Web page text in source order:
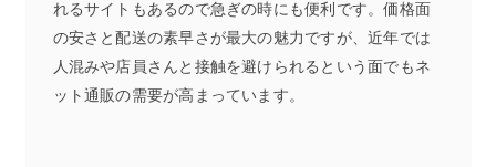
れるサイトもあるので急ぎの時にも便利です。価格面
の安さと配送の素早さが最大の魅力ですが、近年では
人混みや店員さんと接触を避けられるという面でもネ
ット通販の需要が高まっています。